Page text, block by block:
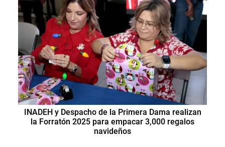
INADEH y Despacho de la Primera Dama realizan
la Forratón 2025 para empacar 3,000 regalos
navideños